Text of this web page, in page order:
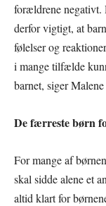
forældrene negativt.
derfor vigtigt, at
følelser og
i mange tilfælde
barnet, siger
De færreste børn
For mange af
skal sidde alene et
altid klart for